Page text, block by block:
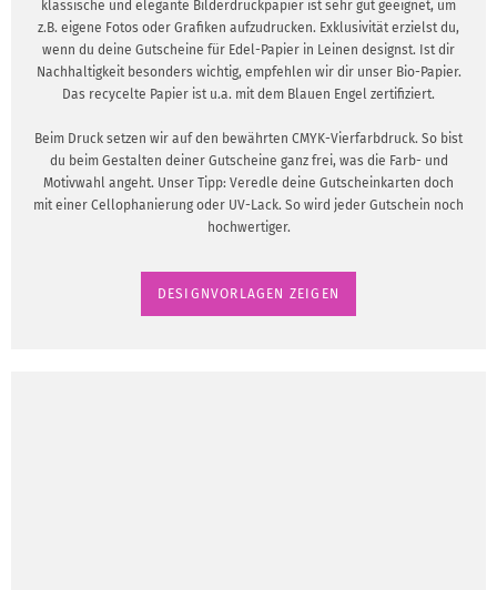
klassische und elegante Bilderdruckpapier ist sehr gut geeignet, um
z.B. eigene Fotos oder Grafiken aufzudrucken. Exklusivität erzielst du,
wenn du deine Gutscheine für Edel-Papier in Leinen designst. Ist dir
Nachhaltigkeit besonders wichtig, empfehlen wir dir unser Bio-Papier.
Das recycelte Papier ist u.a. mit dem Blauen Engel zertifiziert.
Beim Druck setzen wir auf den bewährten CMYK-Vierfarbdruck. So bist
du beim Gestalten deiner Gutscheine ganz frei, was die Farb- und
Motivwahl angeht. Unser Tipp: Veredle deine Gutscheinkarten doch
mit einer Cellophanierung oder UV-Lack. So wird jeder Gutschein noch
hochwertiger.
DESIGNVORLAGEN ZEIGEN